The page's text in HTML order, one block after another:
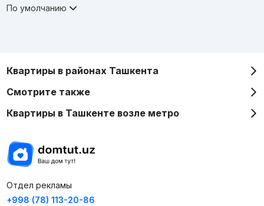
По умолчанию
Квартиры в районах Ташкента
Смотрите также
Квартиры в Ташкенте возле метро
Отдел рекламы
+998 (78) 113-20-86